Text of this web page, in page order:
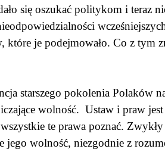
się oszukać politykom i teraz
je podejmowało. Co z tym
starszego pokolenia Polaków
wolność. Ustaw i praw
te prawa poznać.
wolność, niezgodnie z